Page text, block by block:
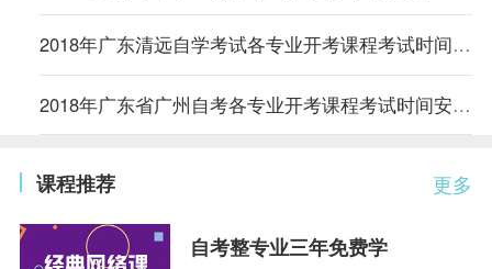
2018年广东清远自学考试各专业开考课程考试时间安排的通知
2018年广东省广州自考各专业开考课程考试时间安排的通知
更多
课程推荐
自考整专业三年免费学